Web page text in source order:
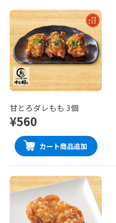
甘とろダレもも 3個
¥560
カート商品追加